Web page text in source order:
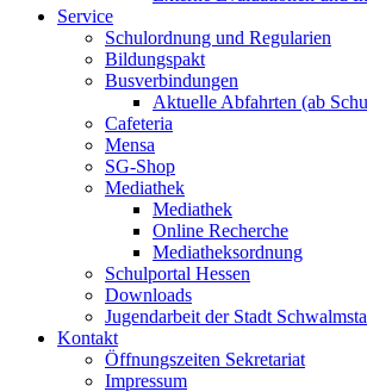
Service
Schulordnung und Regularien
Bildungspakt
Busverbindungen
Aktuelle Abfahrten (ab
Cafeteria
Mensa
SG-Shop
Mediathek
Mediathek
Online Recherche
Mediatheksordnung
Schulportal Hessen
Downloads
Jugendarbeit der Stadt
Kontakt
Öffnungszeiten Sekretariat
Impressum